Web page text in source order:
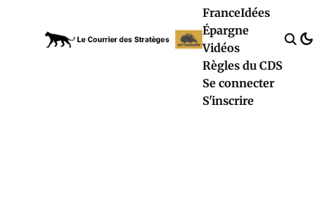
FranceIdées
Épargne
Vidéos
Règles du CDS
Se connecter
S'inscrire